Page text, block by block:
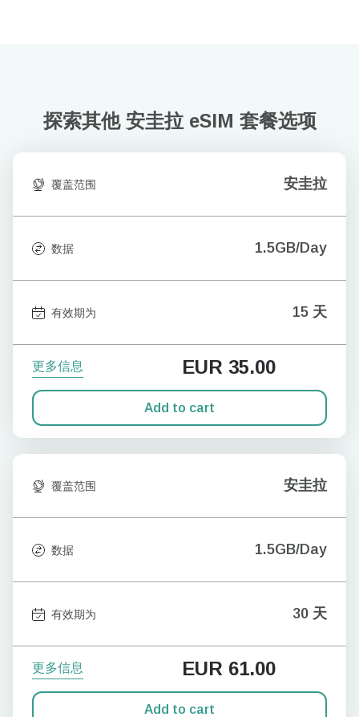
探索其他 安圭拉 eSIM 套餐选项
覆盖范围 安圭拉
数据 1.5GB/Day
有效期为 15 天
更多信息 EUR 35.00
Add to cart
覆盖范围 安圭拉
数据 1.5GB/Day
有效期为 30 天
更多信息 EUR 61.00
Add to cart